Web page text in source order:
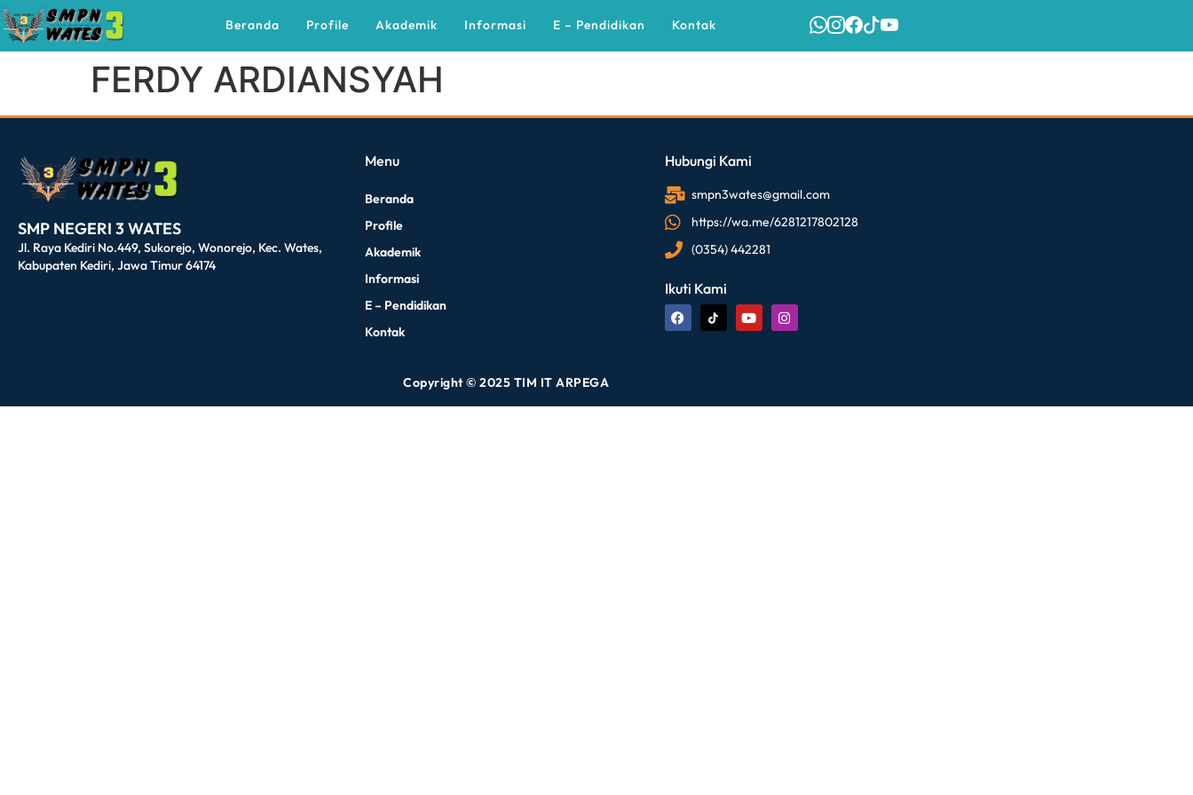
Beranda Profile Akademik Informasi E – Pendidikan Kontak
FERDY ARDIANSYAH
SMP NEGERI 3 WATES
Jl. Raya Kediri No.449, Sukorejo, Wonorejo, Kec. Wates,
Kabupaten Kediri, Jawa Timur 64174
Menu
Beranda
Profile
Akademik
Informasi
E – Pendidikan
Kontak
Hubungi Kami
smpn3wates@gmail.com
https://wa.me/6281217802128
(0354) 442281
Ikuti Kami
Copyright © 2025 TIM IT ARPEGA